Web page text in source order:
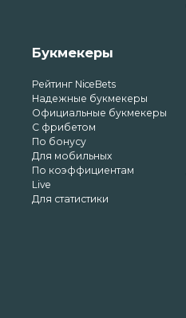
Букмекеры
Рейтинг NiceBets
Надежные букмекеры
Официальные букмекеры
С фрибетом
По бонусу
Для мобильных
По коэффициентам
Live
Для статистики